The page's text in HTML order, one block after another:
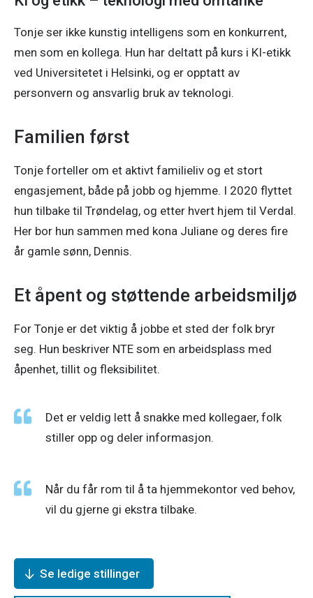
Tonje ser ikke kunstig intelligens som en konkurrent,
men som en kollega. Hun har deltatt på kurs i KI-etikk
ved Universitetet i Helsinki, og er opptatt av
personvern og ansvarlig bruk av teknologi.
Familien først
Tonje forteller om et aktivt familieliv og et stort
engasjement, både på jobb og hjemme. I 2020 flyttet
hun tilbake til Trøndelag, og etter hvert hjem til Verdal.
Her bor hun sammen med kona Juliane og deres fire
år gamle sønn, Dennis.
Et åpent og støttende arbeidsmiljø
For Tonje er det viktig å jobbe et sted der folk bryr
seg. Hun beskriver NTE som en arbeidsplass med
åpenhet, tillit og fleksibilitet.
Det er veldig lett å snakke med kollegaer, folk
stiller opp og deler informasjon.
Når du får rom til å ta hjemmekontor ved behov,
vil du gjerne gi ekstra tilbake.
Se ledige stillinger